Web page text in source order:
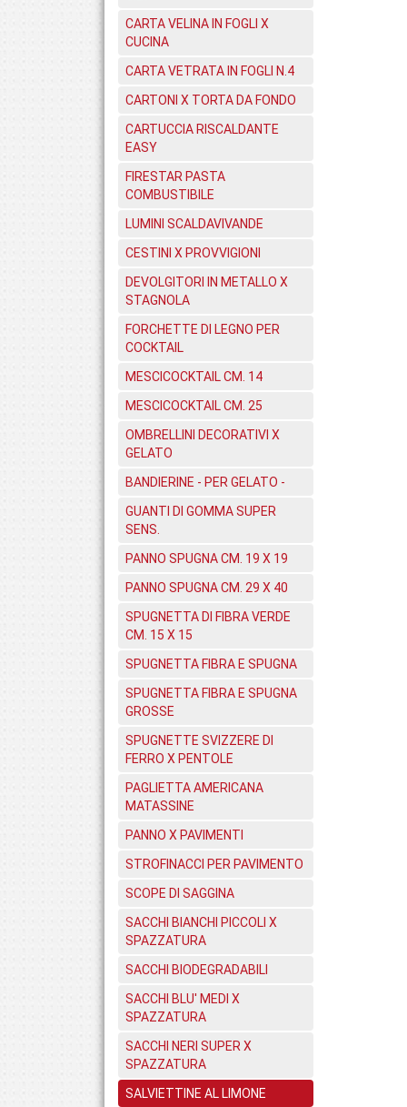
CARTA VELINA IN FOGLI X
CUCINA
CARTA VETRATA IN FOGLI N.4
CARTONI X TORTA DA FONDO
CARTUCCIA RISCALDANTE
EASY
FIRESTAR PASTA
COMBUSTIBILE
LUMINI SCALDAVIVANDE
CESTINI X PROVVIGIONI
DEVOLGITORI IN METALLO X
STAGNOLA
FORCHETTE DI LEGNO PER
COCKTAIL
MESCICOCKTAIL CM. 14
MESCICOCKTAIL CM. 25
OMBRELLINI DECORATIVI X
GELATO
BANDIERINE - PER GELATO -
GUANTI DI GOMMA SUPER
SENS.
PANNO SPUGNA CM. 19 X 19
PANNO SPUGNA CM. 29 X 40
SPUGNETTA DI FIBRA VERDE
CM. 15 X 15
SPUGNETTA FIBRA E SPUGNA
SPUGNETTA FIBRA E SPUGNA
GROSSE
SPUGNETTE SVIZZERE DI
FERRO X PENTOLE
PAGLIETTA AMERICANA
MATASSINE
PANNO X PAVIMENTI
STROFINACCI PER PAVIMENTO
SCOPE DI SAGGINA
SACCHI BIANCHI PICCOLI X
SPAZZATURA
SACCHI BIODEGRADABILI
SACCHI BLU' MEDI X
SPAZZATURA
SACCHI NERI SUPER X
SPAZZATURA
SALVIETTINE AL LIMONE